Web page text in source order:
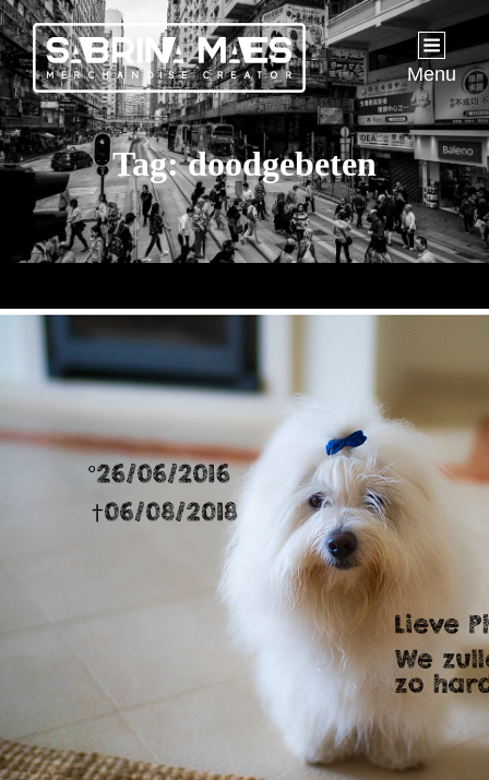
Menu
Tag:doodgebeten